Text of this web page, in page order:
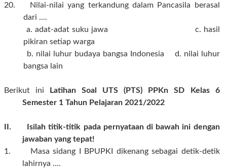
20. Nilai-nilai yang terkandung dalam Pancasila berasal
dari ....
a. adat-adat suku jawa c. hasil
pikiran setiap warga
b. nilai luhur budaya bangsa Indonesia d. nilai luhur
bangsa lain
Berikut ini
Latihan Soal UTS (PTS) PPKn SD Kelas 6
Semester 1 Tahun Pelajaran 2021/2022
II. Isilah titik-titik pada pernyataan di bawah ini dengan
jawaban yang tepat!
1 .
Masa sidang I BPUPKI dikenang sebagai detik-detik
lahirnya ….